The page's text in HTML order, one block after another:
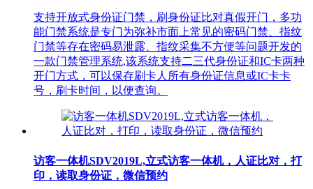
支持开放式身份证门禁，刷身份证比对真假开门，多功
能门禁系统是专门为弥补市面上常见的密码门禁、指纹
门禁等存在密码易泄露、指纹采集不方便等问题开发的
一款门禁管理系统,该系统支持二三代身份证和IC卡两种
开门方式，可以保存刷卡人所有身份证信息或IC卡卡
号，刷卡时间，以便查询。
访客一体机SDV2019L,立式访客一体机，人证比对，打
印，读取身份证，微信预约